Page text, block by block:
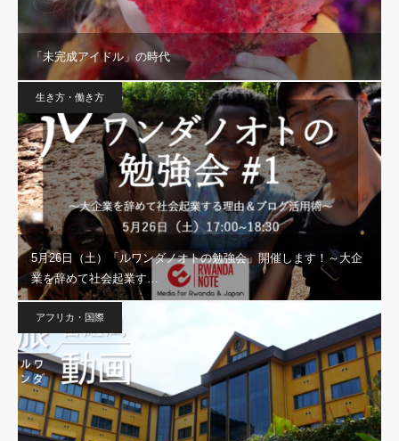
「未完成アイドル」の時代
生き方・働き方
5月26日（土）「ルワンダノオトの勉強会」開催します！～大企
業を辞めて社会起業す…
アフリカ・国際